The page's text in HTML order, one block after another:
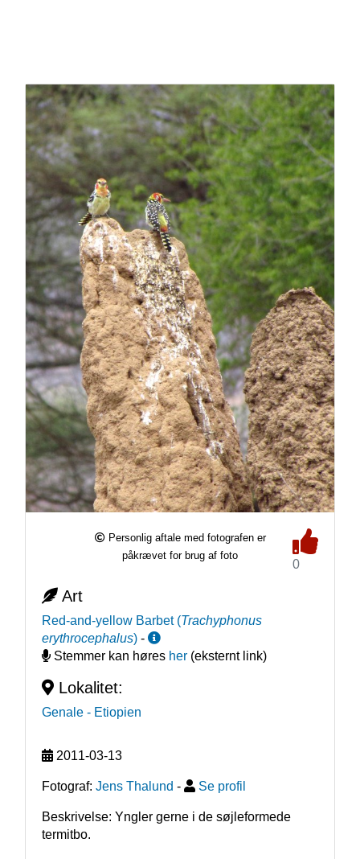
Personlig aftale med fotografen er
påkrævet for brug af foto
0
Art
Red-and-yellow Barbet (Trachyphonus
erythrocephalus) -
Stemmer kan høres her(eksternt link)
Lokalitet:
Genale - Etiopien
2011-03-13
Fotograf: Jens Thalund - Se profil
Beskrivelse: Yngler gerne i de søjleformede
termitbo.